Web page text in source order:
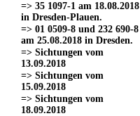
=> 35 1097-1 am 18.08.2018
in Dresden-Plauen.
=> 01 0509-8 und 232 690-8
am 25.08.2018 in Dresden.
=> Sichtungen vom
13.09.2018
=> Sichtungen vom
15.09.2018
=> Sichtungen vom
18.09.2018